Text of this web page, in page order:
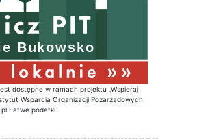
dostępne w ramach projektu „Wspieraj
Wsparcia Organizacji Pozarządowych
Łatwe podatki.